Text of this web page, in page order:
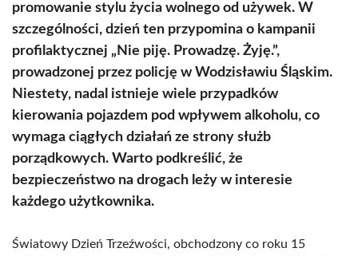
promowanie stylu życia wolnego od używek. W
szczególności, dzień ten przypomina o kampanii
profilaktycznej „Nie piję. Prowadzę. Żyję.”,
prowadzonej przez policję w Wodzisławiu Śląskim.
Niestety, nadal istnieje wiele przypadków
kierowania pojazdem pod wpływem alkoholu, co
wymaga ciągłych działań ze strony służb
porządkowych. Warto podkreślić, że
bezpieczeństwo na drogach leży w interesie
każdego użytkownika.
Światowy Dzień Trzeźwości, obchodzony co roku 15